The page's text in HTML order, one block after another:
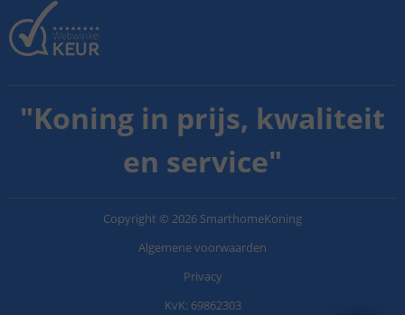
"Koning in prijs, kwaliteit
en service"
Copyright © 2026 SmarthomeKoning
Algemene voorwaarden
Privacy
KvK: 69862303